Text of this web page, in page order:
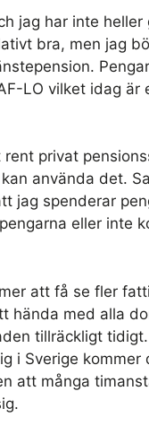
jag har inte
bra, men jag
LO vilket idag
privat
använda det.
jag spenderar
eller inte
att få se fler
hända med alla
tillräckligt
i Sverige
att många